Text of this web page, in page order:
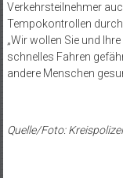
Verkehrsteilnehmer
Tempokontrollen
„Wir wollen Sie und
schnelles Fahren
andere Menschen
Quelle/Foto: